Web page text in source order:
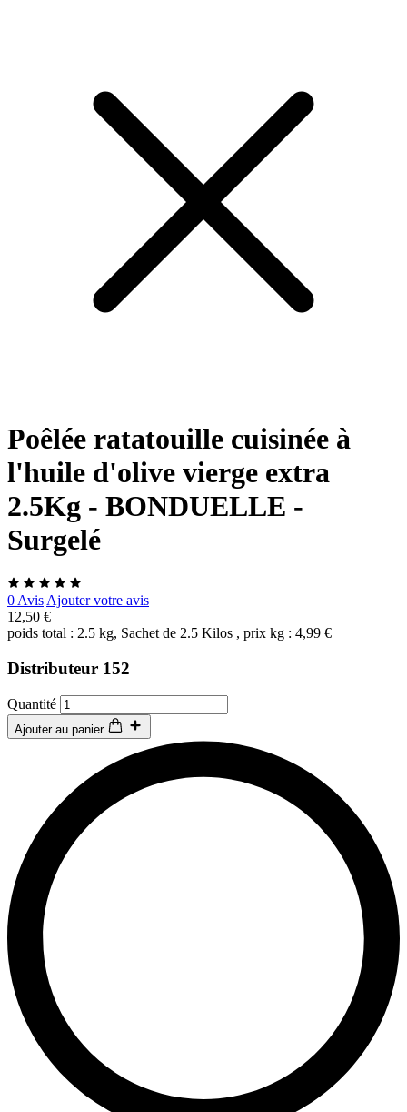
Poêlée ratatouille cuisinée à
l'huile d'olive vierge extra
2.5Kg - BONDUELLE -
Surgelé
0 Avis Ajouter votre avis
12,50 €
poids total : 2.5 kg, Sachet de 2.5 Kilos , prix kg : 4,99 €
Distributeur 152
Quantité
Ajouter au panier